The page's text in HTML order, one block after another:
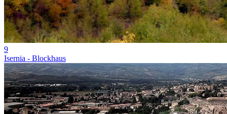
9
Isernia - Blockhaus